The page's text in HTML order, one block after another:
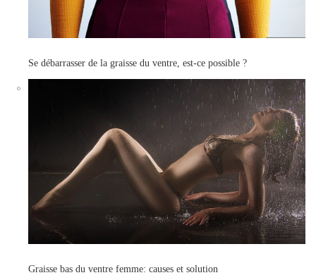
Se débarrasser de la graisse du ventre, est-ce possible ?
Graisse bas du ventre femme: causes et solution